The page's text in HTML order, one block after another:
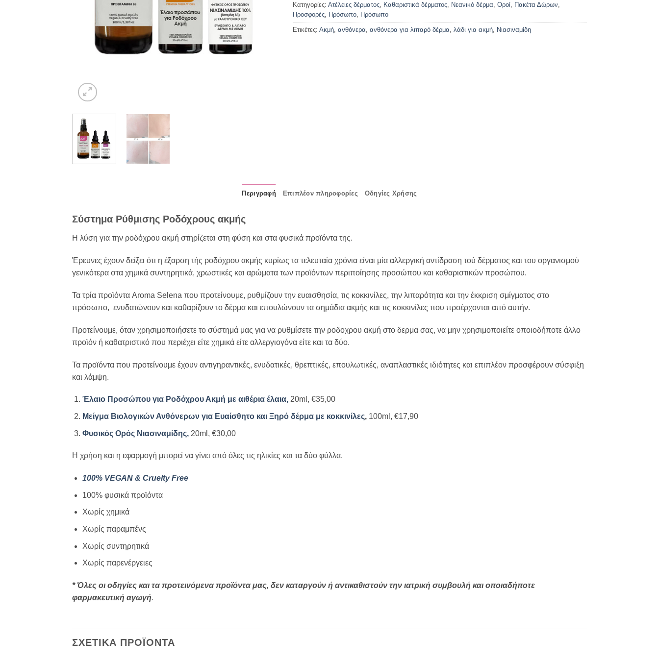
Κατηγορίες: Ατέλειες δέρματος Καθαριστικά δέρματος Νεανικό δέρμα Οροί Πακέτα Δώρων
Προσφορές
Πρόσωπο Πρόσωπο
Ετικέτες: Ακμή ανθόνερα ανθόνερα για λιπαρό δέρμα λάδι για ακμή Νιασιναμίδη
Περιγραφή Επιπλέον πληροφορίες Οδηγίες Χρήσης
Σύστημα Ρύθμισης Ροδόχρους ακμής
Η λύση για την ροδόχρου ακμή στηρίζεται στη φύση και στα φυσικά προϊόντα της.
Έρευνες έχουν δείξει ότι η έξαρση τής ροδόχρου ακμής κυρίως τα τελευταία χρόνια είναι μία αλλεργική αντίδραση τού δέρματος και του οργανισμού
γενικότερα στα χημικά συντηρητικά, χρωστικές και αρώματα των προϊόντων περιποίησης προσώπου και καθαριστικών προσώπου.
Τα τρία προϊόντα Aroma Selena που προτείνουμε, ρυθμίζουν την ευαισθησία, τις κοκκινίλες, την λιπαρότητα και την έκκριση σμίγματος στο
πρόσωπο, ενυδατώνουν και καθαρίζουν το δέρμα και επουλώνουν τα σημάδια ακμής και τις κοκκινίλες που προέρχονται από αυτήν.
Προτείνουμε, όταν χρησιμοποιήσετε το σύστημά μας για να ρυθμίσετε την ροδοχρου ακμή στο δερμα σας, να μην χρησιμοποιείτε οποιοδήποτε άλλο
προϊόν ή καθατριστικό που περιέχει είτε χημικά είτε αλλεργιογόνα είτε και τα δύο.
Τα προϊόντα που προτείνουμε έχουν αντιγηραντικές, ενυδατικές, θρεπτικές, επουλωτικές, αναπλαστικές ιδιότητες και επιπλέον προσφέρουν σύσφιξη
και λάμψη.
Έλαιο Προσώπου για Ροδόχρου Ακμή με αιθέρια έλαια, 20ml, €35,00
Μείγμα Βιολογικών Ανθόνερων για Ευαίσθητο και Ξηρό δέρμα με κοκκινίλες,100ml, €17,90
Φυσικός Ορός Νιασιναμίδης,20ml, €30,00
Η χρήση και η εφαρμογή μπορεί να γίνει από όλες τις ηλικίες και τα δύο φύλλα.
100% VEGAN & Cruelty Free
100% φυσικά προϊόντα
Χωρίς χημικά
Χωρίς παραμπένς
Χωρίς συντηρητικά
Χωρίς παρενέργειες
* Όλες οι οδηγίες και τα προτεινόμενα προϊόντα μας, δεν καταργούν ή αντικαθιστούν την ιατρική συμβουλή και οποιαδήποτε
φαρμακευτική αγωγή.
ΣΧΕΤΙΚΑ ΠΡΟΪΟΝΤΑ